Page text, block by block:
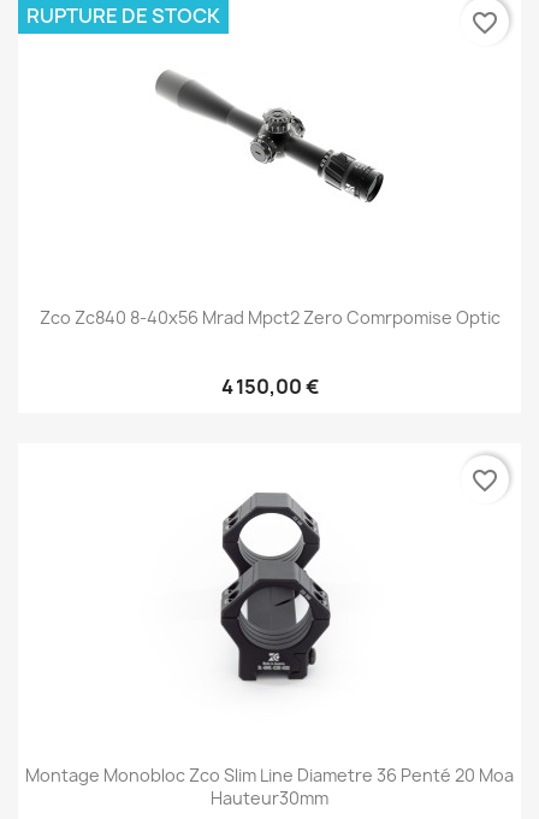
Zco Zc840 8-40x56 Mrad Mpct2 Zero Comrpomise Optic
4 150,00 €
RUPTURE DE STOCK favorite_border
Montage Monobloc Zco Slim Line Diametre 36 Penté 20 Moa
Hauteur30mm
favorite_border